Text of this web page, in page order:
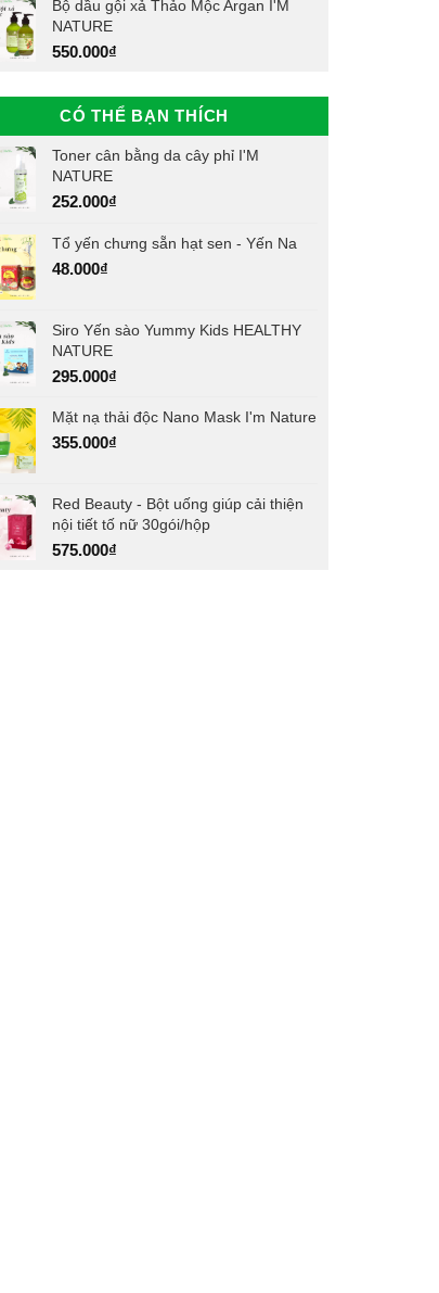
Bộ dầu gội xả Thảo Mộc Argan I'M
NATURE
550.000₫
CÓ THỂ BẠN THÍCH
Toner cân bằng da cây phỉ I'M
NATURE
252.000₫
Tổ yến chưng sẵn hạt sen - Yến Na
48.000₫
Siro Yến sào Yummy Kids HEALTHY
NATURE
295.000₫
Mặt nạ thải độc Nano Mask I'm Nature
355.000₫
Red Beauty - Bột uống giúp cải thiện
nội tiết tố nữ 30gói/hộp
575.000₫